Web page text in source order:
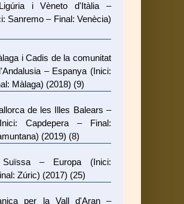
i Vèneto d'Itàlia –
Sanremo – Final: Venècia)
i Cadis de la comunitat
– Espanya (Inici:
Màlaga) (2018) (9)
de les Illes Balears –
Capdepera – Final:
(2019) (8)
– Europa (Inici:
Zúric) (2017) (25)
per la Vall d'Aran –